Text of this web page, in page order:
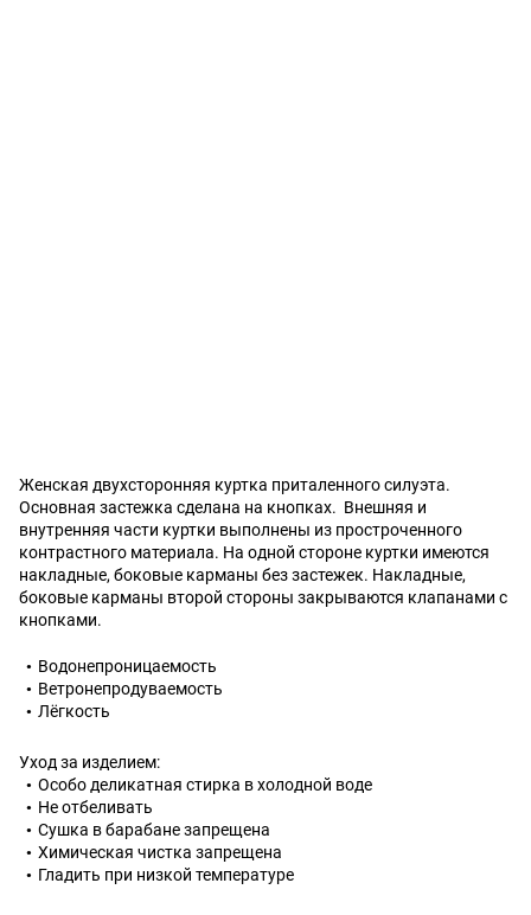
Женская двухсторонняя куртка приталенного силуэта.
Основная застежка сделана на кнопках. Внешняя и
внутренняя части куртки выполнены из простроченного
контрастного материала. На одной стороне куртки имеются
накладные, боковые карманы без застежек. Накладные,
боковые карманы второй стороны закрываются клапанами с
кнопками.
Водонепроницаемость
Ветронепродуваемость
Лёгкость
Уход за изделием:
Особо деликатная стирка в холодной воде
Не отбеливать
Сушка в барабане запрещена
Химическая чистка запрещена
Гладить при низкой температуре